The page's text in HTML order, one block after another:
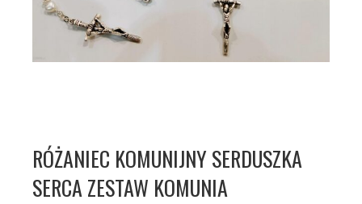
RÓŻANIEC KOMUNIJNY SERDUSZKA
SERCA ZESTAW KOMUNIA